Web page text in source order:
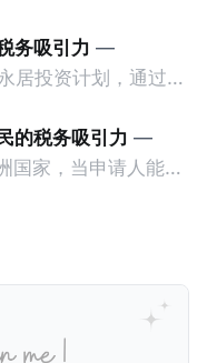
标准才能获得两年
保持投资，则可以
签3年。当投资者经
留270天），申请
务吸引力 —
居投资计划，通过满
居投资计划要求申
印度： * 申请
（约合773万人民
（约合1933万人民
册企业的介绍/支持信
的税务吸引力 —
国家，当申请人能够
以申请永久居留计
材料
以及最后一次进入
翻译成西班牙语。